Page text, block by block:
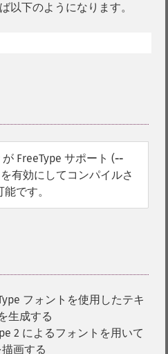
以下のようになります。
FreeType サポート (--
有効にしてコンパイルさ
です。
フォントを使用したテキ
生成する
2 によるフォントを用いて
画する